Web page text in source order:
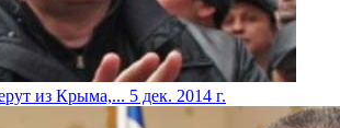
из Крыма,... 5 дек. 2014 г.